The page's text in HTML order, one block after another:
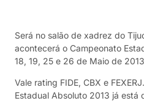
Será no salão de xadrez do
acontecerá o Campeonato
18, 19, 25 e 26 de Maio de
Vale rating FIDE, CBX e
Estadual Absoluto 2013 já está